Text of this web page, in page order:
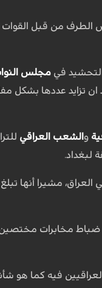
الطرف من قبل القوات
في مجلس
ان تزايد عددها بشكل
و الشعب العراقي
لبغداد.
ضباط مخابرات مختصين
فيه كما هو شأنه